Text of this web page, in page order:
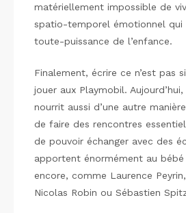
matériellement impossible de
spatio-temporel émotionnel qui
toute-puissance de l’enfance.
Finalement, écrire ce n’est pas
jouer aux Playmobil. Aujourd’hui,
nourrit aussi d’une autre
de faire des rencontres
de pouvoir échanger avec des
apportent énormément au bébé
encore, comme Laurence
Nicolas Robin ou Sébastien